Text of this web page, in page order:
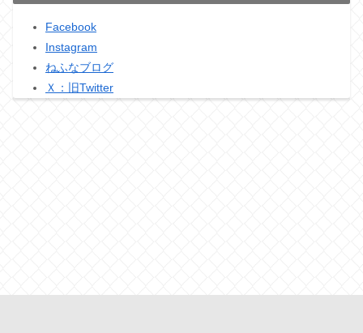
Facebook
Instagram
ねふなブログ
Ｘ：旧Twitter